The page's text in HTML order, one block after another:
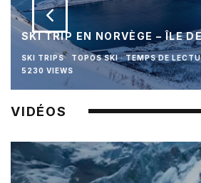
SKI TRIP EN NORVÈGE – ÎLE
SKI TRIPS TOPOS SKI · TEMPS DE
5230 VIEWS
VIDÉOS